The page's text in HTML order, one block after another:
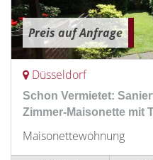
Preis auf Anfrage
Düsseldorf
Schon Vermietet:
Zimmer-Maisonette mit
Maisonettewohnung